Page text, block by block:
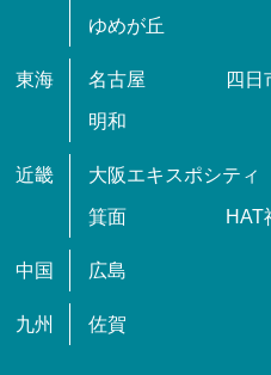
ゆめが丘
東海 名古屋 四日
明和
近畿 大阪エキスポシティ
箕面 HAT
中国 広島
九州 佐賀